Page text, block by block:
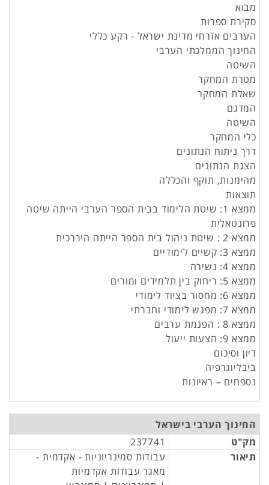
מבוא
סקירת ספרות
הערבים אזרחי מדינת ישראל - רקע כללי
החינוך הממלכתי הערבי
השיטה
מטרת המחקר
שאלת המחקר
המדגם
השיטה
כלי המחקר
דרך ניתוח הנתונים
הצגת הנתונים
מהימנות, תוקף והכללה
תוצאות
ממצא 1: שיטת הלימוד בבית הספר הערבי הייתה שיטה
פרונטאלית
ממצא 2 : שיטת ניהול בית הספר הייתה היררכית
ממצא 3: קשיים לימודיים
ממצא 4: נשירה
ממצא 5: ריחוק בין תלמידים ומורים
ממצא 6: מחסור בציוד לימודי
ממצא 7: מפגש לימודי וחברתי
ממצא 8 : הפנמת ערבים
ממצא 9: הצעות ייעול
דיון וסיכום
ביבליוגרפיה
נספחים – ראיונות
החינוך הערבי בישראל
מק"ט
237741
תיאור
עבודות סמינריוניות - אקדמית -
מאגר עבודות אקדמיות